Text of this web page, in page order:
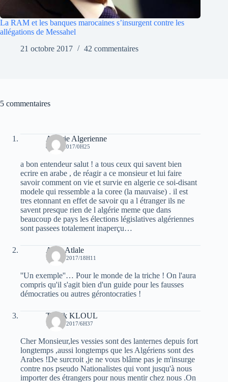
La RAM et les banques marocaines s’insurgent contre les
allégations de Messahel
21 octobre 2017
42 commentaires
5 commentaires
Algerie Algerienne
8 MAI 2017/0H25
a bon entendeur salut ! a tous ceux qui savent bien
ecrire en arabe , de réagir a ce monsieur et lui faire
savoir comment on vie et survie en algerie ce soi-disant
modele qui ressemble a la coree (la mauvaise) . il est
tres etonnant en effet de savoir qu a l étranger ils ne
savent presque rien de l algérie meme que dans
beaucoup de pays les élections législatives algériennes
sont passees totalement inaperçu…
Atala Atlale
10 MAI 2017/18H11
''Un exemple''… Pour le monde de la triche ! On l'aura
compris qu'il s'agit bien d'un guide pour les fausses
démocraties ou autres gérontocraties !
Toufik KLOUL
11 MAI 2017/6H37
Cher Monsieur,les vessies sont des lanternes depuis fort
longtemps ,aussi longtemps que les Algériens sont des
Arabes !De surcroit ,je ne vous blâme pas je m'insurge
contre nos pseudo Nationalistes qui vont jusqu'à nous
importer des étrangers pour nous mentir chez nous .On